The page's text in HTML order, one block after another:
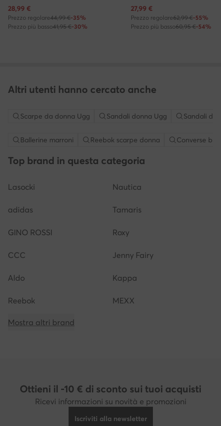
Prezzo attuale
28,99 €
Prezzo regolare44,99 €-35%
Prezzo più basso41,95 €-30%
Prezzo attuale
27,99 €
Prezzo regolare62,99 €-55%
Prezzo più basso60,95 €-54%
Altri utenti hanno cercato anche
Scarpe da donna Ugg Sandali donna Ugg Sandali
Ballerine marroni Reebok scarpe donna Converse
Top brand in questa categoria
Lasocki Nautica
adidas Tamaris
GINO ROSSI Roxy
CCC Jenny Fairy
Aldo Kappa
Reebok MEXX
Mostra altri brand
Ottieni il -10 € di sconto sui tuoi acquisti
Ricevi informazioni su novità e promozioni
Iscriviti alla newsletter